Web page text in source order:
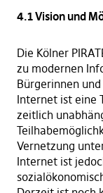
4.1 Vision und
Die Kölner
zu modernen
Bürgerinnen
Internet ist eine
zeitlich
Vernetzung
Internet ist